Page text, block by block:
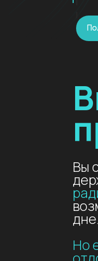
Вы
дне.
Но